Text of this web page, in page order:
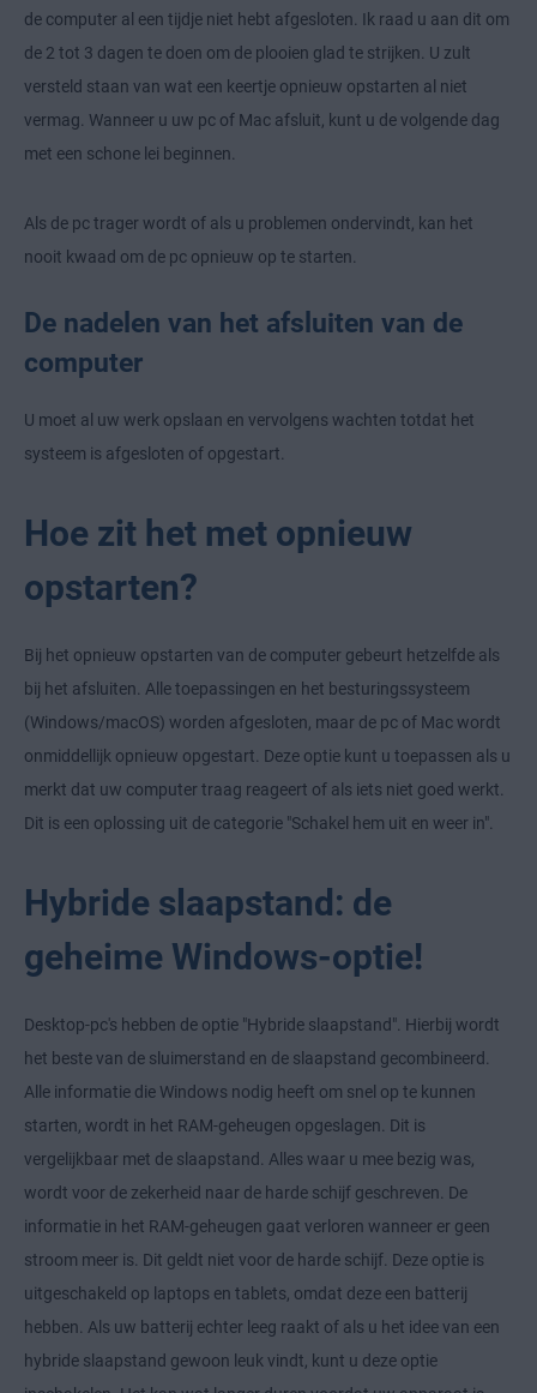
de computer al een tijdje niet hebt afgesloten. Ik raad u aan dit om
de 2 tot 3 dagen te doen om de plooien glad te strijken. U zult
versteld staan van wat een keertje opnieuw opstarten al niet
vermag. Wanneer u uw pc of Mac afsluit, kunt u de volgende dag
met een schone lei beginnen.
Als de pc trager wordt of als u problemen ondervindt, kan het
nooit kwaad om de pc opnieuw op te starten.
De nadelen van het afsluiten van de
computer
U moet al uw werk opslaan en vervolgens wachten totdat het
systeem is afgesloten of opgestart.
Hoe zit het met opnieuw
opstarten?
Bij het opnieuw opstarten van de computer gebeurt hetzelfde als
bij het afsluiten. Alle toepassingen en het besturingssysteem
(Windows/macOS) worden afgesloten, maar de pc of Mac wordt
onmiddellijk opnieuw opgestart. Deze optie kunt u toepassen als u
merkt dat uw computer traag reageert of als iets niet goed werkt.
Dit is een oplossing uit de categorie "Schakel hem uit en weer in".
Hybride slaapstand: de
geheime Windows-optie!
Desktop-pc's hebben de optie "Hybride slaapstand". Hierbij wordt
het beste van de sluimerstand en de slaapstand gecombineerd.
Alle informatie die Windows nodig heeft om snel op te kunnen
starten, wordt in het RAM-geheugen opgeslagen. Dit is
vergelijkbaar met de slaapstand. Alles waar u mee bezig was,
wordt voor de zekerheid naar de harde schijf geschreven. De
informatie in het RAM-geheugen gaat verloren wanneer er geen
stroom meer is. Dit geldt niet voor de harde schijf. Deze optie is
uitgeschakeld op laptops en tablets, omdat deze een batterij
hebben. Als uw batterij echter leeg raakt of als u het idee van een
hybride slaapstand gewoon leuk vindt, kunt u deze optie